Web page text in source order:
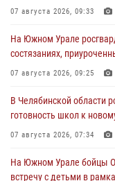
07 августа 2026, 09:33
На Южном Урале
состязаниях,
07 августа 2026, 09:25
В Челябинской области
готовность школ к
07 августа 2026, 07:34
На Южном Урале бойцы
встречу с детьми в